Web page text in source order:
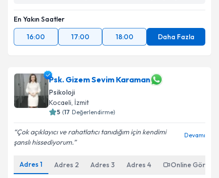
En Yakın Saatler
16:00
17:00 18:00 Daha Fazla
Psk. Gizem Sevim Karaman
Psikoloji
Kocaeli, İzmit
5 (17 Değerlendirme)
Çok açıklayıcı ve rahatlatıcı tanıdığım için kendimi
şanslı hissediyorum.
Devamı
Adres 1 Adres 2 Adres 3 Adres 4 Online